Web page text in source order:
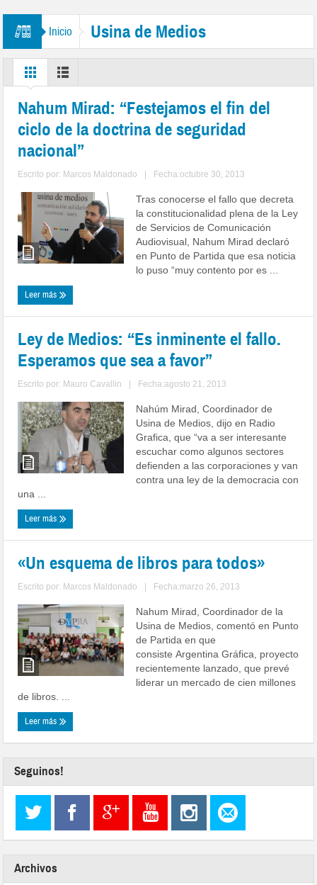
Inicio Usina de Medios
Nahum Mirad: “Festejamos el fin del
ciclo de la doctrina de seguridad
nacional”
Escrito por: Marcos Maldonado Fecha:octubre 30, 2013
Tras conocerse el fallo que decreta
la constitucionalidad plena de la Ley
de Servicios de Comunicación
Audiovisual, Nahum Mirad declaró
en Punto de Partida que esa noticia
lo puso “muy contento por es ...
Leer más
Ley de Medios: “Es inminente el fallo.
Esperamos que sea a favor”
Escrito por: Mauro Cavallin Fecha:agosto 21, 2013
Nahúm Mirad, Coordinador de
Usina de Medios, dijo en Radio
Grafica, que “va a ser interesante
escuchar como algunos sectores
defienden a las corporaciones y van
contra una ley de la democracia con
una ...
Leer más
«Un esquema de libros para todos»
Escrito por: Marcos Maldonado Fecha:marzo 26, 2013
Nahum Mirad, Coordinador de la
Usina de Medios, comentó en Punto
de Partida en que
consiste Argentina Gráfica, proyecto
recientemente lanzado, que prevé
liderar un mercado de cien millones
de libros. ...
Leer más
Seguinos!
Archivos